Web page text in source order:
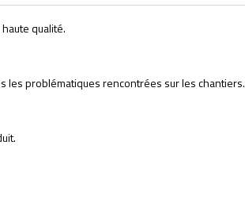
qualité.
les problématiques rencontrées sur les chantiers.